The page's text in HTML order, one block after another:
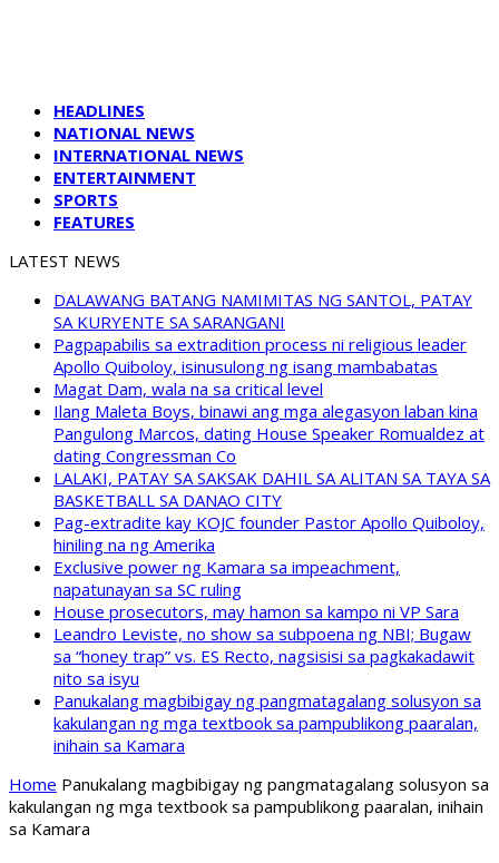
HEADLINES
NATIONAL NEWS
INTERNATIONAL NEWS
ENTERTAINMENT
SPORTS
FEATURES
LATEST NEWS
DALAWANG BATANG NAMIMITAS NG SANTOL, PATAY
SA KURYENTE SA SARANGANI
Pagpapabilis sa extradition process ni religious leader
Apollo Quiboloy, isinusulong ng isang mambabatas
Magat Dam, wala na sa critical level
Ilang Maleta Boys, binawi ang mga alegasyon laban kina
Pangulong Marcos, dating House Speaker Romualdez at
dating Congressman Co
LALAKI, PATAY SA SAKSAK DAHIL SA ALITAN SA TAYA SA
BASKETBALL SA DANAO CITY
Pag-extradite kay KOJC founder Pastor Apollo Quiboloy,
hiniling na ng Amerika
Exclusive power ng Kamara sa impeachment,
napatunayan sa SC ruling
House prosecutors, may hamon sa kampo ni VP Sara
Leandro Leviste, no show sa subpoena ng NBI; Bugaw
sa “honey trap” vs. ES Recto, nagsisisi sa pagkakadawit
nito sa isyu
Panukalang magbibigay ng pangmatagalang solusyon sa
kakulangan ng mga textbook sa pampublikong paaralan,
inihain sa Kamara
Home Panukalang magbibigay ng pangmatagalang solusyon sa
kakulangan ng mga textbook sa pampublikong paaralan, inihain
sa Kamara